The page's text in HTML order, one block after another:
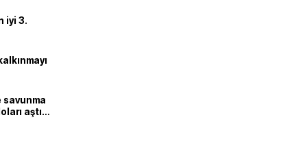
iyi 3.
savunma
aştı